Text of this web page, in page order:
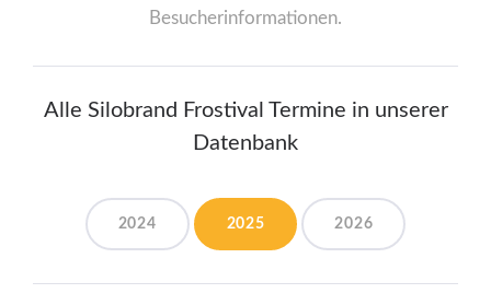
Besucherinformationen.
Alle Silobrand Frostival Termine in unserer
Datenbank
2024 2025 2026